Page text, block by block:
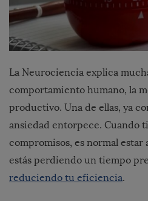
La Neurociencia explica
comportamiento humano, la
productivo. Una de ellas, ya
ansiedad entorpece. Cuando
compromisos, es normal estar
estás perdiendo un tiempo
reduciendo tu eficiencia.